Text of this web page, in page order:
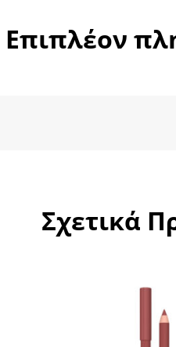
Επιπλέον
Σχετικά